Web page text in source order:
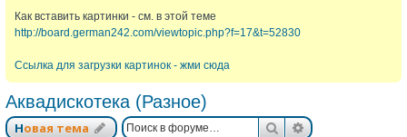
Как вставить картинки - см. в этой теме
http://board.german242.com/viewtopic.php?f=17&t=52830
Ссылка для загрузки картинок - жми сюда
Аквадискотека (Разное)
Новая тема ПоискРасширенный